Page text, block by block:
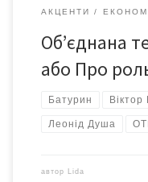
АКЦЕНТИ
Об’єднана
або Про
Батурин
Леонід Душа
автор Lida